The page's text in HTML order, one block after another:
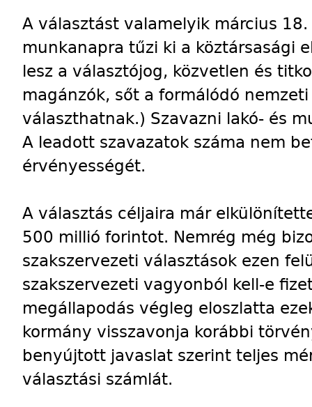
A választást valamelyik március
munkanapra tűzi ki a köztársasági
lesz a választójog, közvetlen és
magánzók, sőt a formálódó
választhatnak.) Szavazni lakó- és
A leadott szavazatok száma nem
érvényességét.
A választás céljaira már
500 millió forintot. Nemrég még
szakszervezeti választások ezen
szakszervezeti vagyonból kell-e
megállapodás végleg eloszlatta
kormány visszavonja korábbi
benyújtott javaslat szerint teljes
választási számlát.